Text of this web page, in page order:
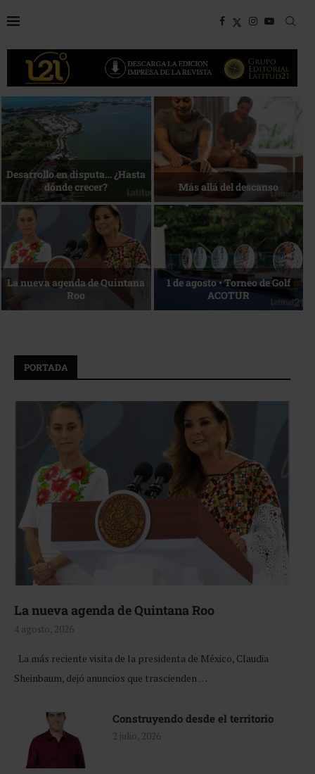
Bottega, un viaje servido a la
mesa
Energía que Impulsa la
competitividad
Reconocimiento de viajeros La esencia del servicio
PORTADA
La nueva agenda de Quintana Roo
4 agosto, 2026
La más reciente visita de la presidenta de México, Claudia
Sheinbaum, dejó anuncios que trascienden …
Construyendo desde el territorio
2 julio, 2026